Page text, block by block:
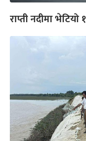
राप्ती नदीमा